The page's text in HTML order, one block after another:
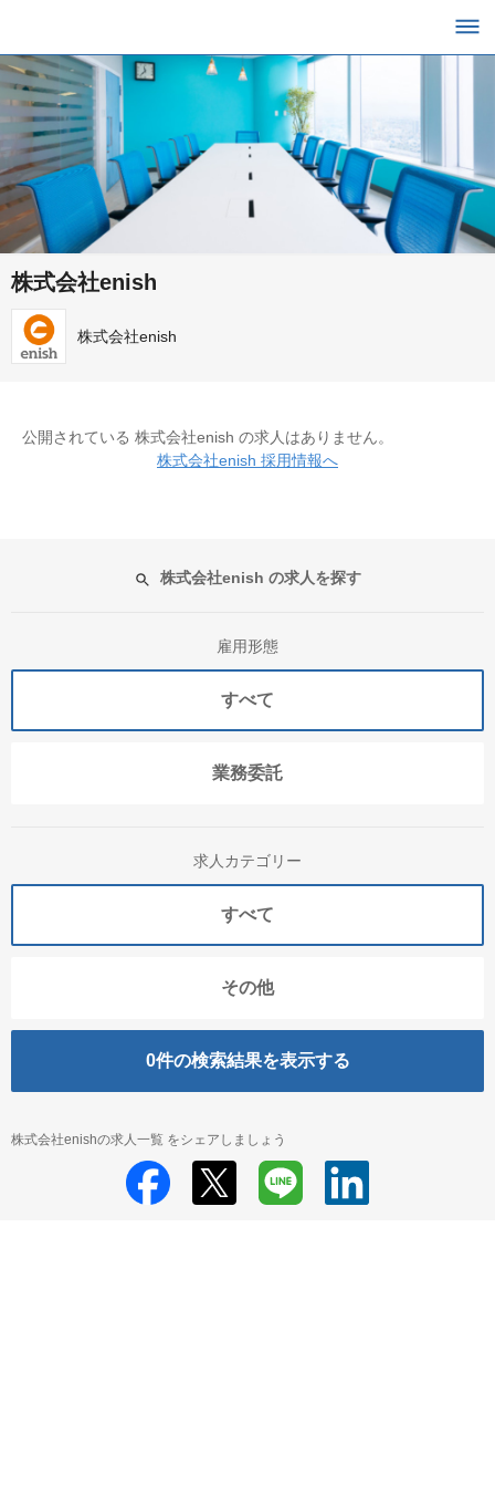
株式会社enish
株式会社enish
公開されている 株式会社enish の求人はありません。
株式会社enish 採用情報へ
株式会社enish の求人を探す
雇用形態
すべて
業務委託
求人カテゴリー
すべて
その他
0件の検索結果を表示する
株式会社enishの求人一覧 をシェアしましょう